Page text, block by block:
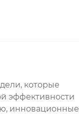
которые
эффективности
инновационные